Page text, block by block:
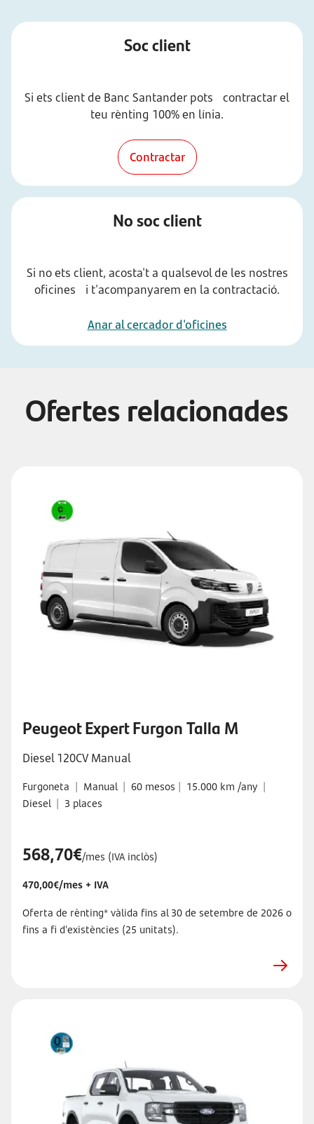
Soc client
Si ets client de Banc Santander pots contractar el
teu rènting 100% en línia.
Contractar
No soc client
Si no ets client, acosta't a qualsevol de les nostres
oficines i t'acompanyarem en la contractació.
Anar al cercador d'oficines
Ofertes relacionades
Peugeot Expert Furgon Talla M
Diesel 120CV Manual
Furgoneta | Manual | 60 mesos | 15.000 km /any |
Diesel | 3 places
568,70€/mes (IVA inclòs)
470,00€/mes + IVA
Oferta de rènting* vàlida fins al 30 de setembre de 2026 o
fins a fi d'existències (25 unitats).